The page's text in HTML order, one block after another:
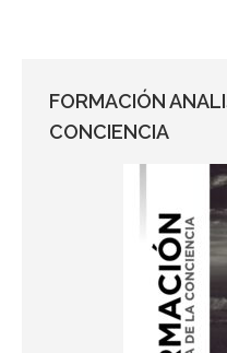
FORMACIÓN
CONCIENCIA